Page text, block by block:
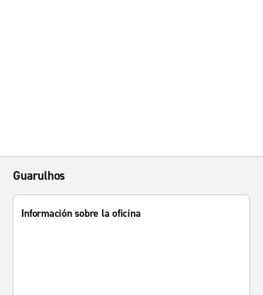
Guarulhos
Información sobre la oficina